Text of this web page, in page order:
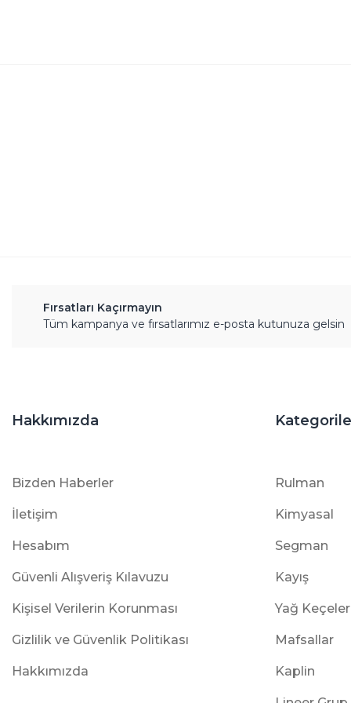
Fırsatları Kaçırmayın
Tüm kampanya ve fırsatlarımız e-posta kutunuza gelsin
Hakkımızda
Bizden Haberler
İletişim
Hesabım
Güvenli Alışveriş Kılavuzu
Kişisel Verilerin Korunması
Gizlilik ve Güvenlik Politikası
Hakkımızda
Rulman
Kimyasal
Segman
Kayış
Yağ
Mafsallar
Kaplin